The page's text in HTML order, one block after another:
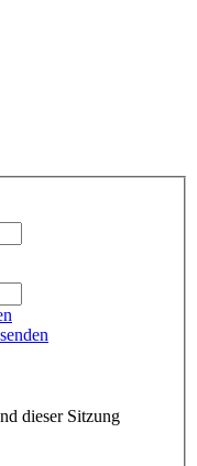
dieser Sitzung